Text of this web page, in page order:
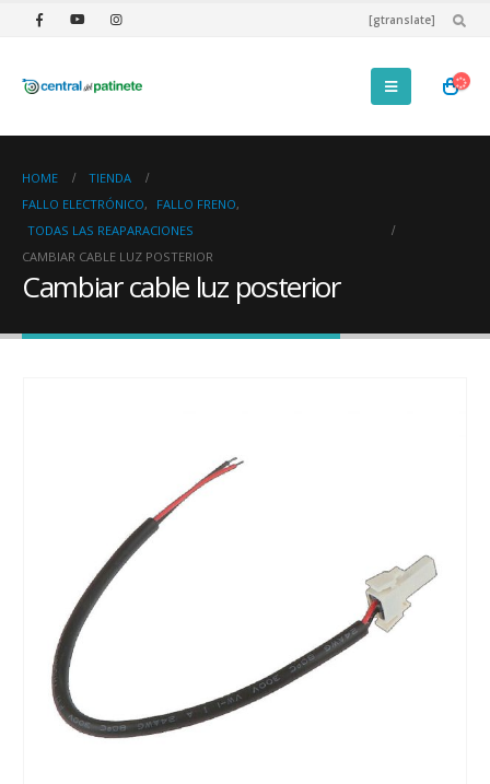
[gtranslate]
HOME
TIENDA
FALLO ELECTRÓNICO, FALLO FRENO,
TODAS LAS REAPARACIONES
CAMBIAR CABLE LUZ POSTERIOR
Cambiar cable luz posterior